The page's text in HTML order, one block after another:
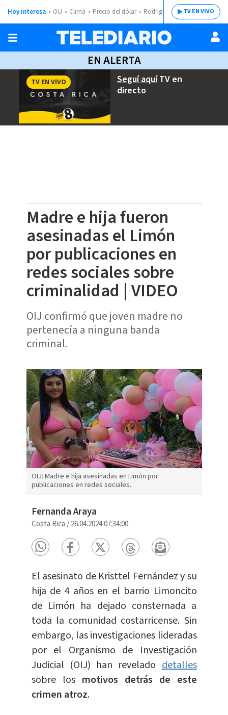
Hoy interesa OIJ Clima Precio del dólar Rodrigo ChavesTV EN VIVO
EN ALERTA
Seguí aquíTV en
directo
TV EN VIVO
Madre e hija fueron
asesinadas el Limón
por publicaciones en
redes sociales sobre
criminalidad | VIDEO
OIJ confirmó que joven madre no
pertenecía a ninguna banda
criminal.
OIJ: Madre e hija asesinadas en Limón por
publicaciones en redes sociales.
Fernanda Araya
Costa Rica /26.04.2024 07:34:00
El asesinato de Kristtel Fernández y su
hija de 4 años en el barrio Limoncito
de Limón ha dejado consternada a
toda la comunidad costarricense. Sin
embargo, las investigaciones lideradas
por el Organismo de Investigación
Judicial (OIJ) han reveladodetalles
sobre los motivos detrás de este
crimen atroz.